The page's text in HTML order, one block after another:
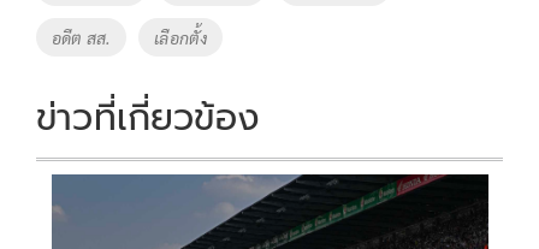
อดีต สส. เลือกตั้ง
ข่าวที่เกี่ยวข้อง